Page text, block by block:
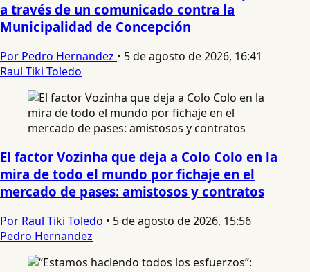
a través de un comunicado contra la
Municipalidad de Concepción
Por Pedro Hernandez • 5 de agosto de 2026, 16:41
Raul Tiki Toledo
El factor Vozinha que deja a Colo Colo en la
mira de todo el mundo por fichaje en el
mercado de pases: amistosos y contratos
Por Raul Tiki Toledo • 5 de agosto de 2026, 15:56
Pedro Hernandez